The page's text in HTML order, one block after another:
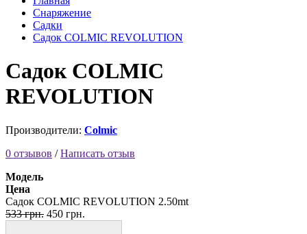
Снаряжение
Садки
Садок COLMIC REVOLUTION
Садок COLMIC
REVOLUTION
Производители: Colmic
0 отзывов /Написать отзыв
Модель
Цена
Садок COLMIC REVOLUTION 2.50mt
533 грн. 450 грн.